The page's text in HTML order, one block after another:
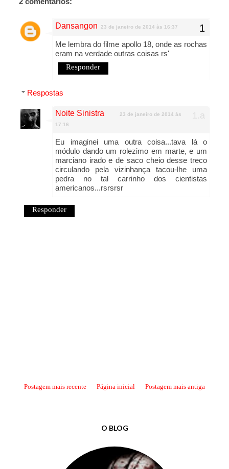
Dansangon 23 de janeiro de 2014 às 16:37
Me lembra do filme apollo 18, onde as rochas
eram na verdade outras coisas rs'
Responder
Respostas
Noite Sinistra
23 de janeiro de 2014 às
17:16
Eu imaginei uma outra coisa...tava lá o
módulo dando um rolezimo em marte, e um
marciano irado e de saco cheio desse treco
circulando pela vizinhança tacou-lhe uma
pedra no tal carrinho dos cientistas
americanos...rsrsrsr
Responder
Postagem mais recente Postagem mais antiga
Página inicial
O BLOG